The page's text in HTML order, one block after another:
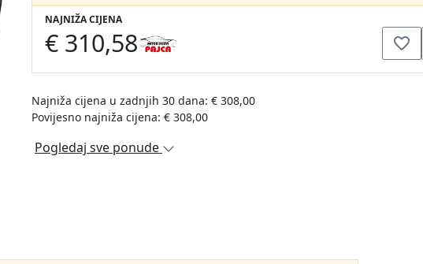
NAJNIŽA CIJENA
€ 310,58
Najniža cijena u zadnjih 30 dana: € 308,00
Povijesno najniža cijena: € 308,00
Pogledaj sve ponude